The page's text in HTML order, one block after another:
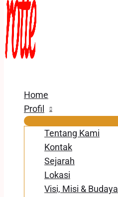
Home
Profil
Tentang Kami
Kontak
Sejarah
Lokasi
Visi, Misi & Budaya